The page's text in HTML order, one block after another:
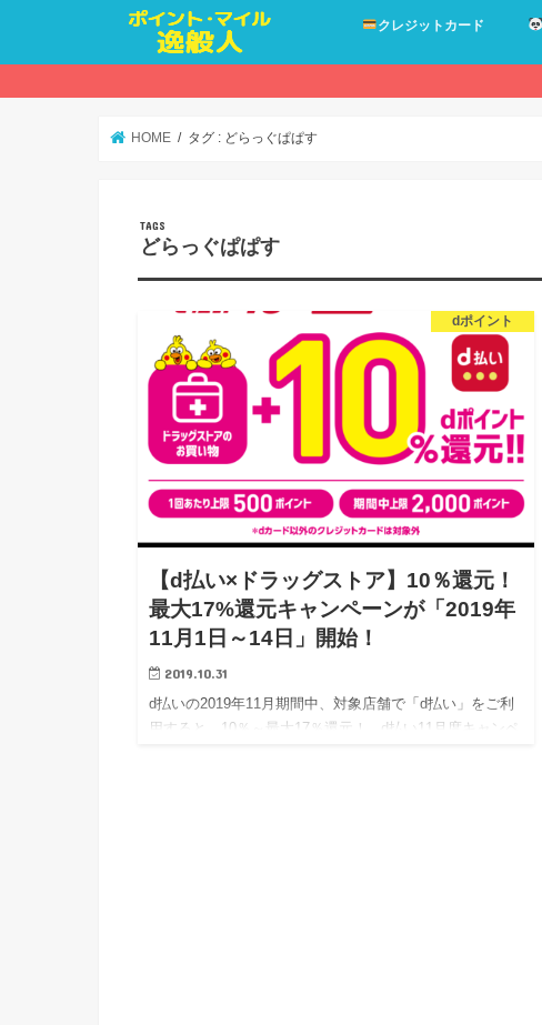
クレジットカード
HOME タグ : どらっぐぱぱす
どらっぐぱぱす
dポイント
【d払い×ドラッグストア】10％還元！
最大17%還元キャンペーンが「2019年
11月1日～14日」開始！
2019.10.31
d払いの2019年11月期間中、対象店舗で「d払い」をご利
用すると、10％～最大17％還元！ d払い11月度キャンペ